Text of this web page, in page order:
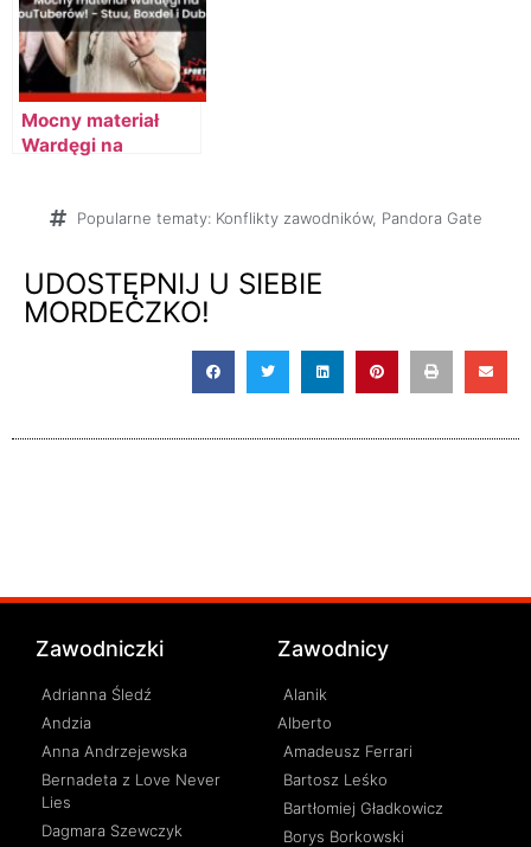
Mocny materiał
Wardęgi na
Boxdel i Dubiel
Popularne tematy: Konflikty zawodników, Pandora Gate
UDOSTĘPNIJ U SIEBIE
MORDECZKO!
Zawodniczki
Adrianna Śledź
Andzia
Anna Andrzejewska
Bernadeta z Love Never
Lies
Dagmara Szewczyk
Zawodnicy
Alanik
Alberto
Amadeusz Ferrari
Bartosz Leśko
Bartłomiej Gładkowicz
Borys Borkowski